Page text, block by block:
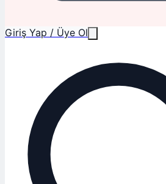
Giriş Yap / Üye Ol